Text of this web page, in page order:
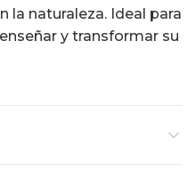
la naturaleza. Ideal para
y transformar su